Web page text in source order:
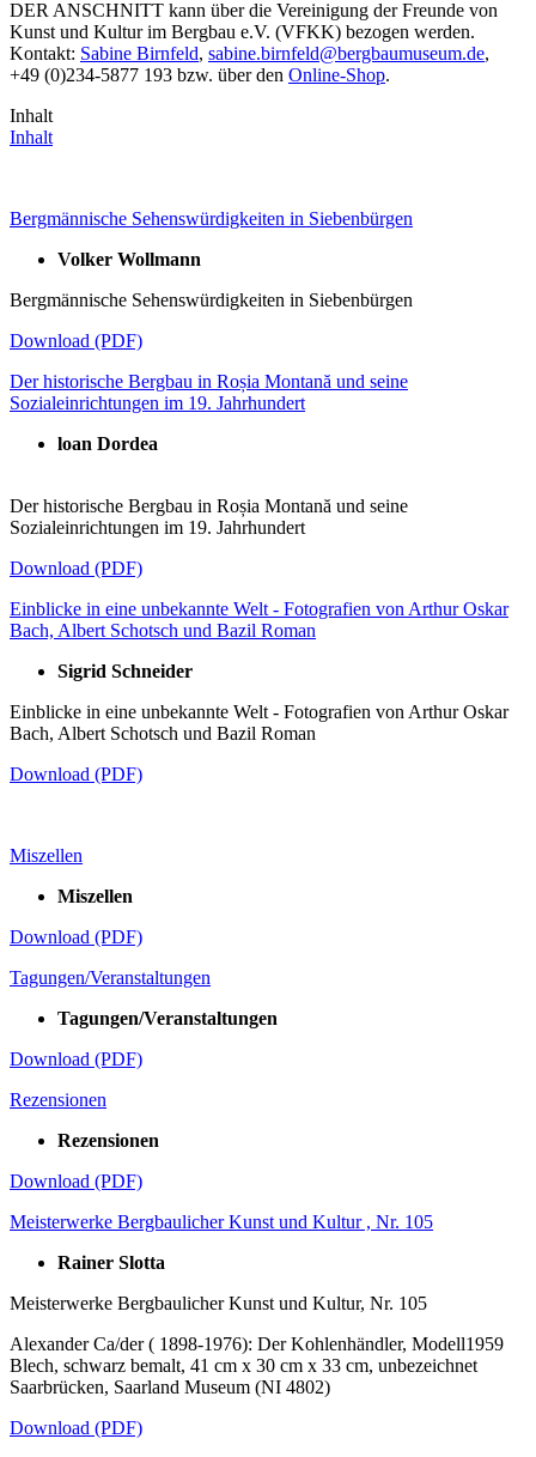
DER ANSCHNITT kann über die Vereinigung der Freunde von
Kunst und Kultur im Bergbau e.V. (VFKK) bezogen werden.
Kontakt: Sabine Birnfeld, sabine.birnfeld@bergbaumuseum.de,
+49 (0)234-5877 193 bzw. über den Online-Shop.
Inhalt
Inhalt
Bergmännische Sehenswürdigkeiten in Siebenbürgen
Volker Wollmann
Bergmännische Sehenswürdigkeiten in Siebenbürgen
Download (PDF)
Der historische Bergbau in Roșia Montană und seine
Sozialeinrichtungen im 19. Jahrhundert
loan Dordea
Der historische Bergbau in Roșia Montană und seine
Sozialeinrichtungen im 19. Jahrhundert
Download (PDF)
Einblicke in eine unbekannte Welt - Fotografien von Arthur Oskar
Bach, Albert Schotsch und Bazil Roman
Sigrid Schneider
Einblicke in eine unbekannte Welt - Fotografien von Arthur Oskar
Bach, Albert Schotsch und Bazil Roman
Download (PDF)
Miszellen
Miszellen
Download (PDF)
Tagungen/Veranstaltungen
Tagungen/Veranstaltungen
Download (PDF)
Rezensionen
Rezensionen
Download (PDF)
Meisterwerke Bergbaulicher Kunst und Kultur , Nr. 105
Rainer Slotta
Meisterwerke Bergbaulicher Kunst und Kultur, Nr. 105
Alexander Ca/der ( 1898-1976): Der Kohlenhändler, Modell1959
Blech, schwarz bemalt, 41 cm x 30 cm x 33 cm, unbezeichnet
Saarbrücken, Saarland Museum (NI 4802)
Download (PDF)